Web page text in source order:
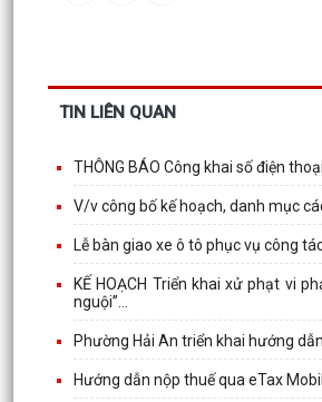
TIN LIÊN QUAN
THÔNG BÁO Công khai số điện
V/v công bố kế hoạch, danh mục
Lễ bàn giao xe ô tô phục vụ công
KẾ HOẠCH Triển khai xử phạt vi
nguội”...
Phường Hải An triển khai hướng
Hướng dẫn nộp thuế qua eTax